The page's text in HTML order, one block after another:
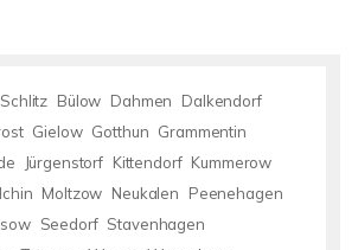
Bülow Dahmen
Dalkendorf
Gielow Gotthun Grammentin
Jürgenstorf Kittendorf Kummerow
Moltzow Neukalen
Peenehagen
Seedorf Stavenhagen